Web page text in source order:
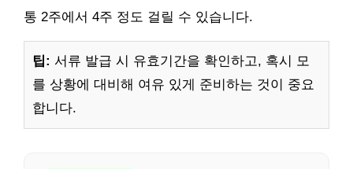
통 2주에서 4주 정도 걸릴 수 있습니다.
팁: 서류 발급 시 유효기간을 확인하고, 혹시 모
를 상황에 대비해 여유 있게 준비하는 것이 중요
합니다.